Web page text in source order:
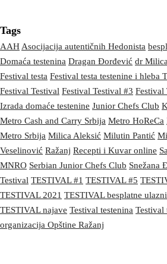
Tags
AAH Asocijacija autentičnih Hedonista
Domaća testenina Dragan Đorđević dr
Festival testa Festival testa testenine i hleba
Festival Testival Festival Testival #3 Festival
Izrada domaće testenine Junior Chefs Club
Metro Cash and Carry Srbija Metro HoReCa
Metro Srbija Milica Aleksić Milutin Pantić
Veselinović Ražanj Recepti i Kuvar online
MNRO Serbian Junior Chefs Club Snežana
Testival TESTIVAL #1 TESTIVAL #5
TESTIVAL 2021 TESTIVAL besplatne
TESTIVAL najave Testival testenina Testival
organizacija Opštine Ražanj